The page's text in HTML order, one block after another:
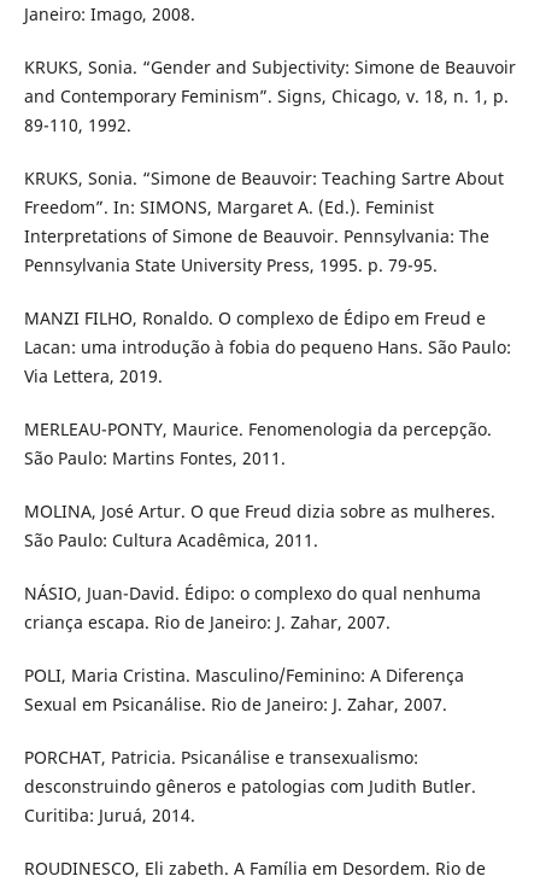
Janeiro: Imago, 2008.
KRUKS, Sonia. “Gender and Subjectivity: Simone de Beauvoir
and Contemporary Feminism”. Signs, Chicago, v. 18, n. 1, p.
89-110, 1992.
KRUKS, Sonia. “Simone de Beauvoir: Teaching Sartre About
Freedom”. In: SIMONS, Margaret A. (Ed.). Feminist
Interpretations of Simone de Beauvoir. Pennsylvania: The
Pennsylvania State University Press, 1995. p. 79-95.
MANZI FILHO, Ronaldo. O complexo de Édipo em Freud e
Lacan: uma introdução à fobia do pequeno Hans. São Paulo:
Via Lettera, 2019.
MERLEAU-PONTY, Maurice. Fenomenologia da percepção.
São Paulo: Martins Fontes, 2011.
MOLINA, José Artur. O que Freud dizia sobre as mulheres.
São Paulo: Cultura Acadêmica, 2011.
NÁSIO, Juan-David. Édipo: o complexo do qual nenhuma
criança escapa. Rio de Janeiro: J. Zahar, 2007.
POLI, Maria Cristina. Masculino/Feminino: A Diferença
Sexual em Psicanálise. Rio de Janeiro: J. Zahar, 2007.
PORCHAT, Patricia. Psicanálise e transexualismo:
desconstruindo gêneros e patologias com Judith Butler.
Curitiba: Juruá, 2014.
ROUDINESCO, Eli zabeth. A Família em Desordem. Rio de